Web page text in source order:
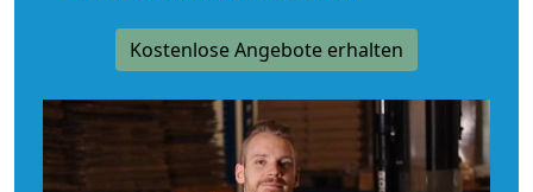
Kostenlose Angebote erhalten